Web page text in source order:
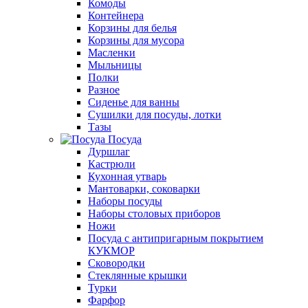
Комоды
Контейнера
Корзины для белья
Корзины для мусора
Масленки
Мыльницы
Полки
Разное
Сиденье для ванны
Сушилки для посуды, лотки
Тазы
Посуда
Дуршлаг
Кастрюли
Кухонная утварь
Мантоварки, соковарки
Наборы посуды
Наборы столовых приборов
Ножи
Посуда с антипригарным покрытием
КУКМОР
Сковородки
Стеклянные крышки
Турки
Фарфор